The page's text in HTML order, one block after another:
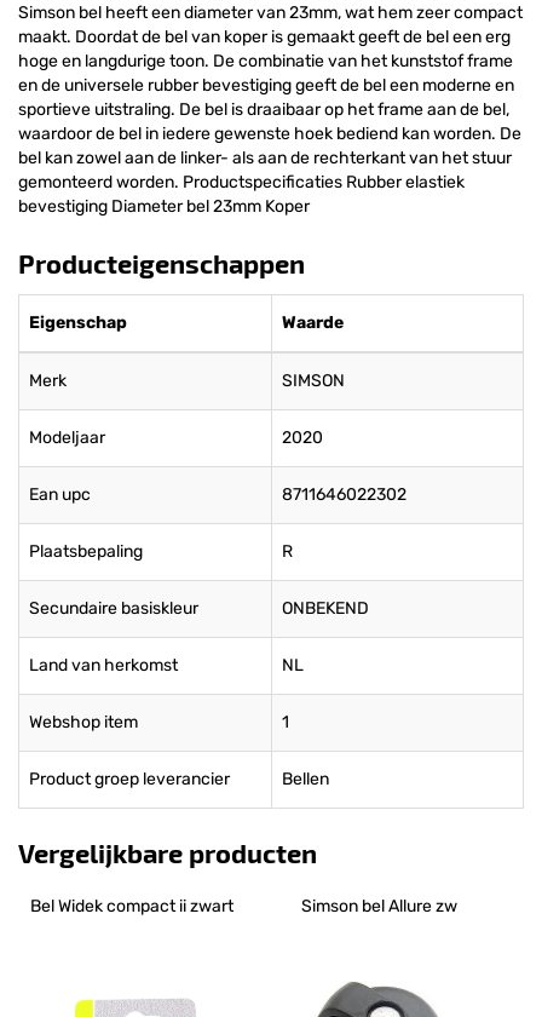
Simson bel heeft een diameter van 23mm, wat hem zeer compact
maakt. Doordat de bel van koper is gemaakt geeft de bel een erg
hoge en langdurige toon. De combinatie van het kunststof frame
en de universele rubber bevestiging geeft de bel een moderne en
sportieve uitstraling. De bel is draaibaar op het frame aan de bel,
waardoor de bel in iedere gewenste hoek bediend kan worden. De
bel kan zowel aan de linker- als aan de rechterkant van het stuur
gemonteerd worden. Productspecificaties Rubber elastiek
bevestiging Diameter bel 23mm Koper
Producteigenschappen
Eigenschap Waarde
Merk SIMSON
Modeljaar 2020
Ean upc 8711646022302
Plaatsbepaling R
Secundaire basiskleur ONBEKEND
Land van herkomst NL
Webshop item 1
Product groep leverancier Bellen
Vergelijkbare producten
Bel Widek compact ii zwart Simson bel Allure zw